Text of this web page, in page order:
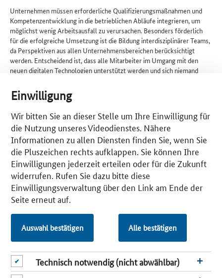
Einwilligung
Wir bitten Sie an dieser Stelle um Ihre Einwilligung für
die Nutzung unseres Videodienstes. Nähere
Informationen zu allen Diensten finden Sie, wenn Sie
die Pluszeichen rechts aufklappen. Sie können Ihre
Einwilligungen jederzeit erteilen oder für die Zukunft
widerrufen. Rufen Sie dazu bitte diese
Einwilligungsverwaltung über den Link am Ende der
Seite erneut auf.
Auswahl bestätigen Alle bestätigen
Technisch notwendig (nicht abwählbar)
Unternehmen müssen erforderliche Qualifizierungsmaßnahmen und
Kompetenzentwicklung in die betrieblichen Abläufe integrieren, um
möglichst wenig Arbeitsausfall zu verursachen. Besonders förderlich
für die erfolgreiche Umsetzung ist die Bildung interdisziplinärer Teams,
da Perspektiven aus allen Unternehmensbereichen berücksichtigt
werden. Entscheidend ist, dass alle Mitarbeiter im Umgang mit den
neuen digitalen Technologien unterstützt werden und sich niemand
Das Kompetenzzentrum Cottbus wurde im April 2018 eröffnet. Es setzt
Führungskräften und Betriebsräten und bietet den Abschluss von
Lernpartnerschaften an. Hierbei werden Unternehmen bei der
bedarfsgerechten Auswahl von Qualifizierungsangeboten unterstützt
und themen- oder branchenspezifisch miteinander vernetzt. Darüber
hinaus bietet das Zentrum Fachtage mit Impulsvorträgen und
Workshops an, in denen Teilnehmer mehr zu Themen wie dem Einfluss
der Digitalisierung auf die Arbeitswelt von morgen oder die berufliche
Weiterbildung im digitalen Zeitalter erfahren.
Informationen zur
Angebot des
Mittelstand 4.0-
Kompetenzentrums
Cottbus finden Sie
auf derWebsitedes Zentrums.